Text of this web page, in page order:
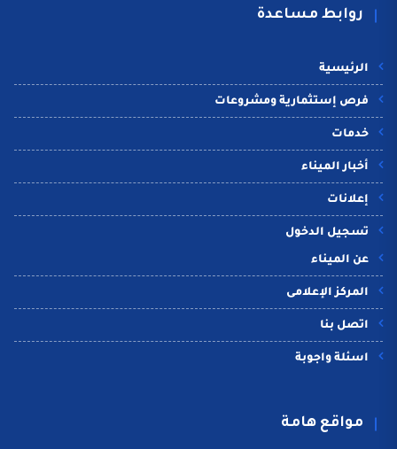
روابط مساعدة
الرئيسية
فرص إستثمارية ومشروعات
خدمات
أخبار الميناء
إعلانات
تسجيل الدخول
عن الميناء
المركز الإعلامى
اتصل بنا
اسئلة واجوبة
مواقع هامة